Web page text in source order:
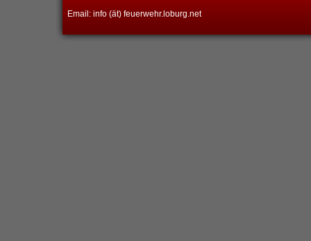
Email: info (ät) feuerwehr.loburg.net